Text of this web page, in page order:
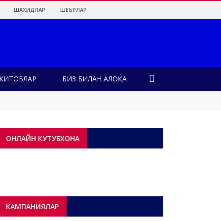
ШАҲИДЛАР ШЕЪРЛАР
КИТОБЛАР БИЗ БИЛАН АЛОҚА
ОНЛАЙН КУТУБХОНА
КАМПАНИЯЛАР